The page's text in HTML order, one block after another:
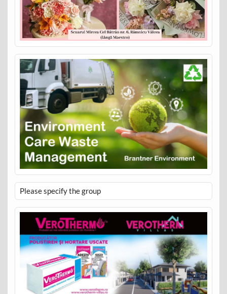
Please specify the group